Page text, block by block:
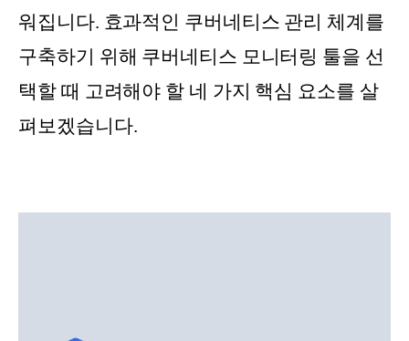
워집니다. 효과적인 쿠버네티스 관리 체계를
구축하기 위해 쿠버네티스 모니터링 툴을 선
택할 때 고려해야 할 네 가지 핵심 요소를 살
펴보겠습니다.